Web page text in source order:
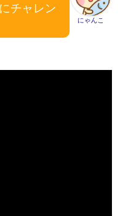
にゃんこ
チャレン